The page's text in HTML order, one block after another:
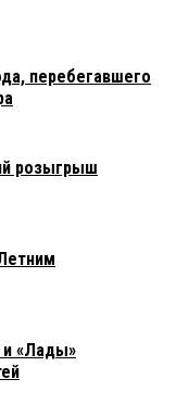
перебегавшего
розыгрыш
и «Лады»